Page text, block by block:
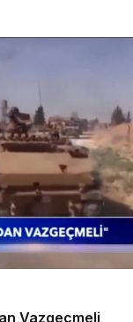
Vazgeçmeli